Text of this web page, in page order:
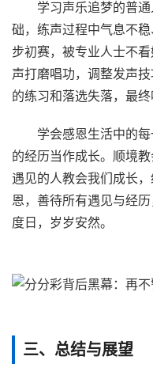
学习声乐追梦的普
础，练声过程中气息不
步初赛，被专业人士不
声打磨唱功，调整发声
的练习和落选失落，最
学会感恩生活中的
的经历当作成长。顺境
遇见的人教会我们成长
恩，善待所有遇见与经
度日，岁岁安然。
三、总结与展望